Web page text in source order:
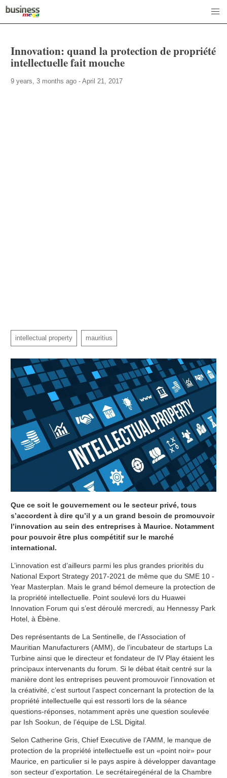
Innovation: quand la protection de propriété
intellectuelle fait mouche
9 years, 3 months ago - April 21, 2017
intellectual property mauritius
Que ce soit le gouvernement ou le secteur privé, tous
s’accordent à dire qu’il y a un grand besoin de promouvoir
l’innovation au sein des entreprises à Maurice. Notamment
pour pouvoir être plus compétitif sur le marché
international.
L’innovation est d’ailleurs parmi les plus grandes priorités du
National Export Strategy 2017-2021 de même que du SME 10 -
Year Masterplan. Mais le grand bémol demeure la protection de
la propriété intellectuelle. Point soulevé lors du Huawei
Innovation Forum qui s’est déroulé mercredi, au Hennessy Park
Hotel, à Ébène.
Des représentants de La Sentinelle, de l’Association of
Mauritian Manufacturers (AMM), de l’incubateur de startups La
Turbine ainsi que le directeur et fondateur de IV Play étaient les
principaux intervenants du forum. Si le débat était centré sur la
manière dont les entreprises peuvent promouvoir l’innovation et
la créativité, c’est surtout l’aspect concernant la protection de la
propriété intellectuelle qui est ressorti lors de la séance
questions-réponses, notamment après une question soulevée
par Ish Sookun, de l’équipe de LSL Digital.
Selon Catherine Gris, Chief Executive de l’AMM, le manque de
protection de la propriété intellectuelle est un «point noir» pour
Maurice, en particulier si le pays aspire à développer davantage
son secteur d’exportation. Le secrétairegénéral de la Chambre